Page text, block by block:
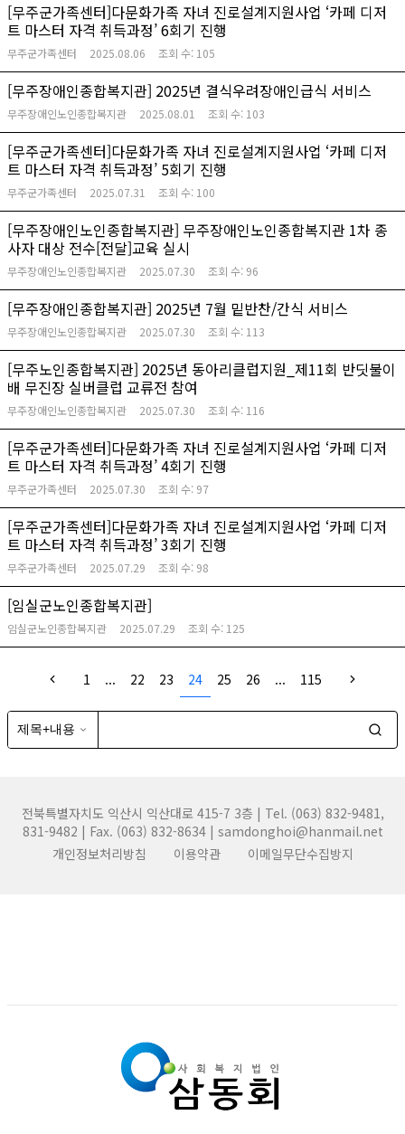
[무주군가족센터]다문화가족 자녀 진로설계지원사업 ‘카페 디저
트 마스터 자격 취득과정’ 6회기 진행
무주군가족센터 2025.08.06 조회 수: 105
[무주장애인종합복지관] 2025년 결식우려장애인급식 서비스
무주장애인노인종합복지관 2025.08.01 조회 수: 103
[무주군가족센터]다문화가족 자녀 진로설계지원사업 ‘카페 디저
트 마스터 자격 취득과정’ 5회기 진행
무주군가족센터 2025.07.31 조회 수: 100
[무주장애인노인종합복지관] 무주장애인노인종합복지관 1차 종
사자 대상 전수[전달]교육 실시
무주장애인노인종합복지관 2025.07.30 조회 수: 96
[무주장애인종합복지관] 2025년 7월 밑반찬/간식 서비스
무주장애인노인종합복지관 2025.07.30 조회 수: 113
[무주노인종합복지관] 2025년 동아리클럽지원_제11회 반딧불이
배 무진장 실버클럽 교류전 참여
무주장애인노인종합복지관 2025.07.30 조회 수: 116
[무주군가족센터]다문화가족 자녀 진로설계지원사업 ‘카페 디저
트 마스터 자격 취득과정’ 4회기 진행
무주군가족센터 2025.07.30 조회 수: 97
[무주군가족센터]다문화가족 자녀 진로설계지원사업 ‘카페 디저
트 마스터 자격 취득과정’ 3회기 진행
무주군가족센터 2025.07.29 조회 수: 98
[임실군노인종합복지관]
임실군노인종합복지관 2025.07.29 조회 수: 125
1 ... 22 23 24 25 26 ... 115
전북특별자치도 익산시 익산대로 415-7 3층 | Tel. (063) 832-9481,
831-9482 | Fax. (063) 832-8634 | samdonghoi@hanmail.net
개인정보처리방침
이용약관 이메일무단수집방지